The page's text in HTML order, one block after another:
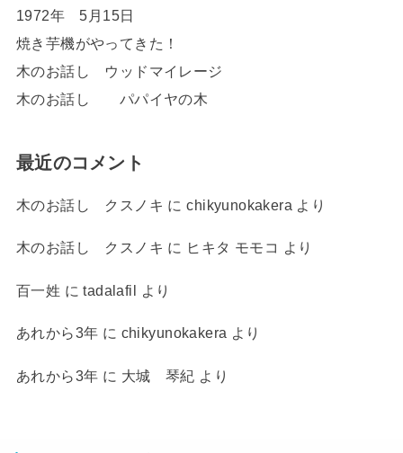
1972年 5月15日
焼き芋機がやってきた！
木のお話し ウッドマイレージ
木のお話し パパイヤの木
最近のコメント
木のお話し クスノキ にchikyunokakera より
木のお話し クスノキ に ヒキタ モモコ より
百一姓 にtadalafil より
あれから3年 に chikyunokakera より
あれから3年 に 大城 琴紀 より